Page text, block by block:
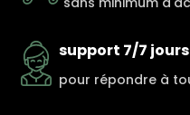
support 7/7 jours
pour répondre à